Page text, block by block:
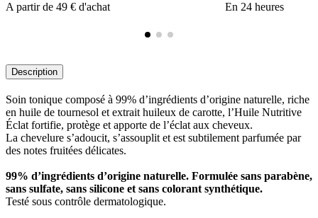
A partir de 49 € d'achat
En 24 heures
Description
Soin tonique composé à 99% d’ingrédients d’origine naturelle, riche
en huile de tournesol et extrait huileux de carotte, l’Huile Nutritive
Éclat fortifie, protège et apporte de l’éclat aux cheveux.
La chevelure s’adoucit, s’assouplit et est subtilement parfumée par
des notes fruitées délicates.
99% d’ingrédients d’origine naturelle. Formulée sans parabène,
sans sulfate, sans silicone et sans colorant synthétique.
Testé sous contrôle dermatologique.